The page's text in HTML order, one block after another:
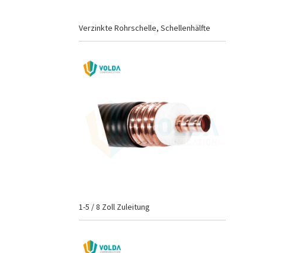
Verzinkte Rohrschelle, Schellenhälfte
1-5 / 8 Zoll Zuleitung